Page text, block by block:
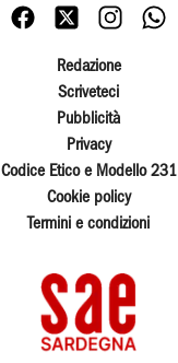
Redazione
Scriveteci
Pubblicità
Privacy
Codice Etico e Modello 231
Cookie policy
Termini e condizioni